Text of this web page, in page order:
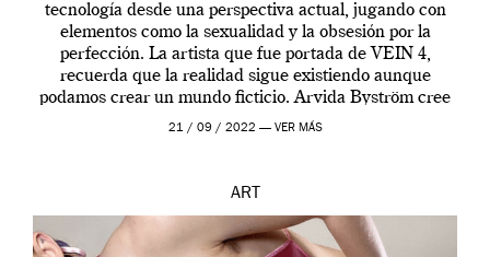
tecnología desde una perspectiva actual, jugando con
elementos como la sexualidad y la obsesión por la
perfección. La artista que fue portada de VEIN 4,
recuerda que la realidad sigue existiendo aunque
podamos crear un mundo ficticio. Arvida Byström cree
que los humanos tienen un complejo […]
21 / 09 / 2022 — VER MÁS
ART